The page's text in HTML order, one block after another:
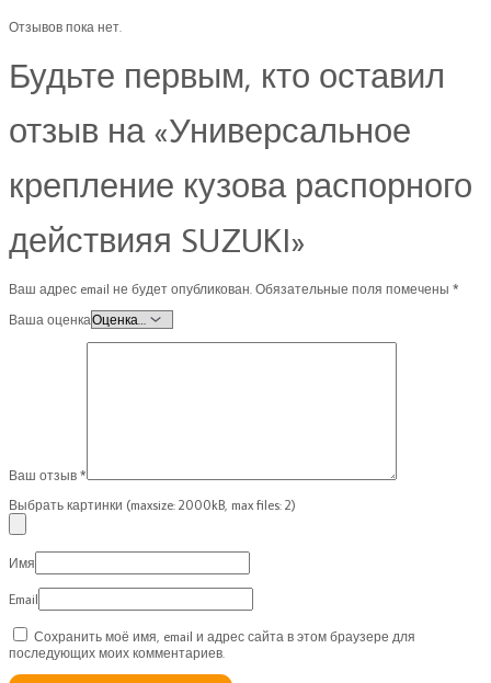
Отзывов пока нет.
Будьте первым, кто оставил
отзыв на «Универсальное
крепление кузова распорного
действияя SUZUKI»
Ваш адрес email не будет опубликован. Обязательные поля помечены *
Ваша оценка
Ваш отзыв *
Выбрать картинки (maxsize: 2000kB, max files: 2)
Имя
Email
Сохранить моё имя, email и адрес сайта в этом браузере для
последующих моих комментариев.